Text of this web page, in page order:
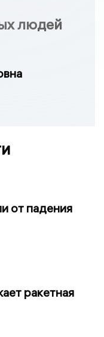
людей
от падения
ракетная